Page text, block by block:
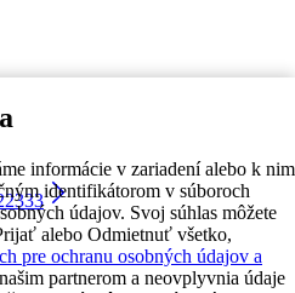
informácie v zariadení alebo k nim
identifikátorom v súboroch
údajov. Svoj súhlas môžete
alebo Odmietnuť všetko,
pre ochranu osobných údajov a
partnerom a neovplyvnia údaje